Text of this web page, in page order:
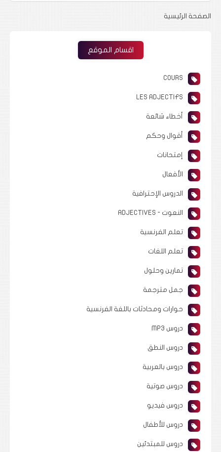
الصفحة الرئيسية
اقسام الموقع
COURS
LES ADJECTIFS
أخطاء شائعة
أقوال وحكم
إمتحانات
الأفعال
الدروس الإحترافية
النعوت - ADJECTIVES
تعلم الفرنسية
تعلم اللغات
تمارين وحلول
جمل مترجمة
حوارات ومحادثات باللغة الفرنسية
دروس MP3
دروس النطق
دروس بالعربية
دروس صوتية
دروس فيديو
دروس للأطفال
دروس للمبتدئين